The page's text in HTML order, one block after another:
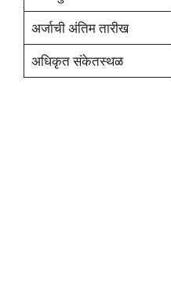
अर्जाची अंतिम तारीख
अधिकृत संकेतस्थळ